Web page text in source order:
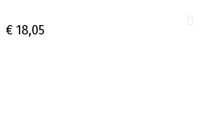
€ 18,05